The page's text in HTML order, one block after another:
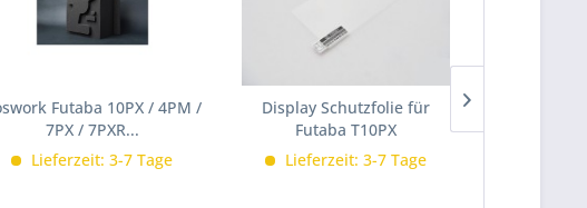
Futaba 10PX / 4PM /
7PX / 7PXR...
Lieferzeit: 3-7 Tage
Display Schutzfolie für
Futaba T10PX
Lieferzeit: 3-7 Tage